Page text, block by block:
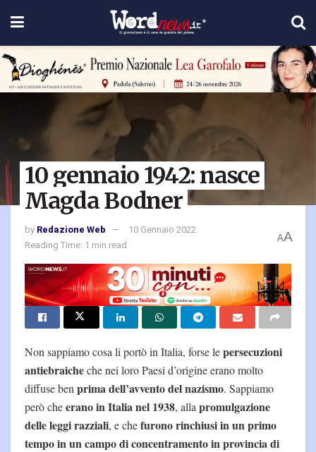
10 gennaio 1942: nasce
Magda Bodner
by Redazione Web
10 Gennaio 2022
Reading Time: 1 min read
AA
Non sappiamo cosa li portò in Italia, forse lepersecuzioni
antiebraicheche nei loro Paesi d’origine erano molto
diffuse ben prima dell’avvento del nazismo. Sappiamo
però cheerano in Italia nel 1938, alla promulgazione
delle leggi razziali, e chefurono rinchiusi in un primo
tempo in un campo di concentramento in provincia di